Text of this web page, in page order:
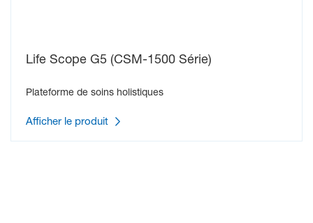
Life Scope G5 (CSM-1500 Série)
Plateforme de soins holistiques
Afficher le produit